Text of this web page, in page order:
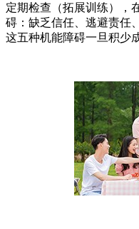
定期检查（拓展训练），
碍：缺乏信任、逃避责任
这五种机能障碍一旦积少